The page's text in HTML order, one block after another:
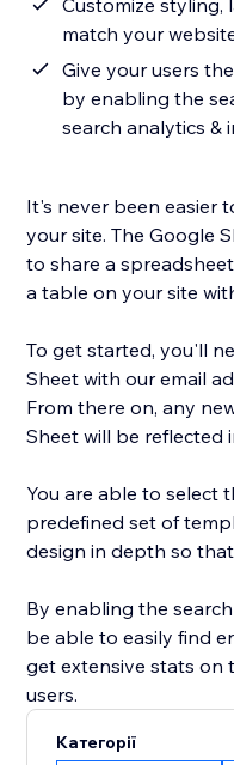
Customize styling,
match your
Give your users
by enabling the
search analytics &
It's never been easier
your site. The Google
to share a
a table on your site
To get started, you'll
Sheet with our email
From there on, any
Sheet will be reflected
You are able to select
predefined set of
design in depth so
By enabling the
be able to easily find
get extensive stats on
users.
Категорії